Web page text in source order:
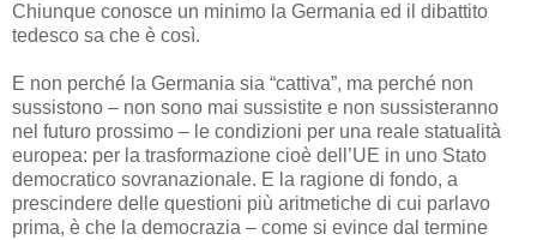
Chiunque conosce un minimo la Germania ed il dibattito
tedesco sa che è così.
E non perché la Germania sia “cattiva”, ma perché non
sussistono – non sono mai sussistite e non sussisteranno
nel futuro prossimo – le condizioni per una reale statualità
europea: per la trasformazione cioè dell’UE in uno Stato
democratico sovranazionale. E la ragione di fondo, a
prescindere delle questioni più aritmetiche di cui parlavo
prima, è che la democrazia – come si evince dal termine